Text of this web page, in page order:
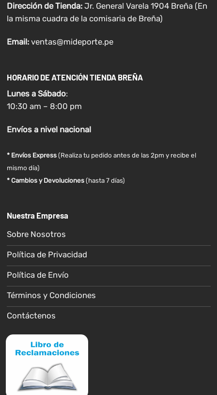
Dirección de Tienda: Jr. General Varela 1904 Breña (En
la misma cuadra de la comisaria de Breña)
Email: ventas@mideporte.pe
HORARIO DE ATENCIÓN TIENDA BREÑA
Lunes a Sábado:
10:30 am – 8:00 pm
Envíosa nivel nacional
* Envíos Express(Realiza tu pedido antes de las 2pm y recibe el
mismo día)
* Cambios y Devoluciones (hasta 7 días)
Nuestra Empresa
Sobre Nosotros
Política de Privacidad
Política de Envío
Términos y Condiciones
Contáctenos